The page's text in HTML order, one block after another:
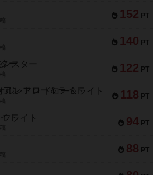
152 PT
140 PT
122 PT
スター
118 PT
ルレアン ドロー＆ライト
94 PT
ライト
88 PT